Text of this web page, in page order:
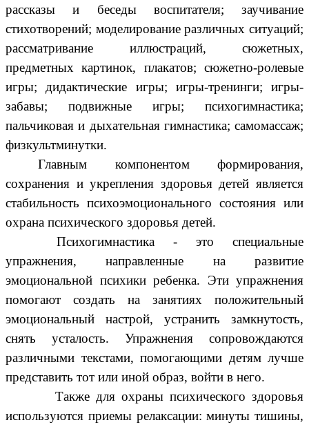
рассказы и беседы воспитателя; заучивание
стихотворений; моделирование различных ситуаций;
рассматривание иллюстраций, сюжетных,
предметных картинок, плакатов; сюжетно-ролевые
игры; дидактические игры; игры-тренинги; игры-
забавы; подвижные игры; психогимнастика;
пальчиковая и дыхательная гимнастика; самомассаж;
физкультминутки.
Главным компонентом формирования,
сохранения и укрепления здоровья детей является
стабильность психоэмоционального состояния или
охрана психического здоровья детей.
Психогимнастика - это специальные
упражнения, направленные на развитие
эмоциональной психики ребенка. Эти упражнения
помогают создать на занятиях положительный
эмоциональный настрой, устранить замкнутость,
снять усталость. Упражнения сопровождаются
различными текстами, помогающими детям лучше
представить тот или иной образ, войти в него.
Также для охраны психического здоровья
используются приемы релаксации: минуты тишины,